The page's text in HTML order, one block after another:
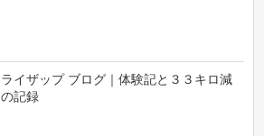
ライザップ ブログ｜体験記と３３キロ減
の記録